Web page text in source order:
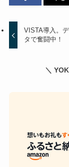
VISTA導入。
タで奮闘中！
＼